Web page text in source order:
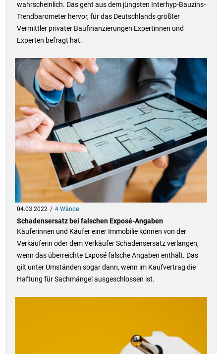
wahrscheinlich. Das geht aus dem jüngsten Interhyp-Bauzins-
Trendbarometer hervor, für das Deutschlands größter
Vermittler privater Baufinanzierungen Expertinnen und
Experten befragt hat.
04.03.2022 4 Wände
Schadensersatz bei falschen Exposé-Angaben
Käuferinnen und Käufer einer Immobilie können von der
Verkäuferin oder dem Verkäufer Schadensersatz verlangen,
wenn das überreichte Exposé falsche Angaben enthält. Das
gilt unter Umständen sogar dann, wenn im Kaufvertrag die
Haftung für Sachmängel ausgeschlossen ist.